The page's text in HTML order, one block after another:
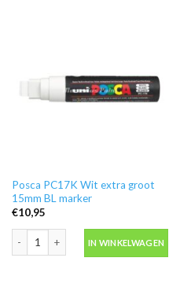
Posca PC17K Wit extra groot
15mm BL marker
€10,95
Posca PC17K Wit extra groot
IN WINKELWAGEN